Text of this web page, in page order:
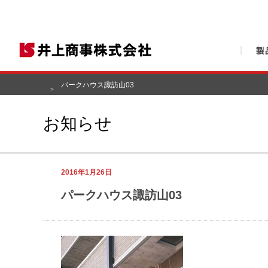
パークハウス諏訪山03
お知らせ
2016年1月26日
パークハウス諏訪山03